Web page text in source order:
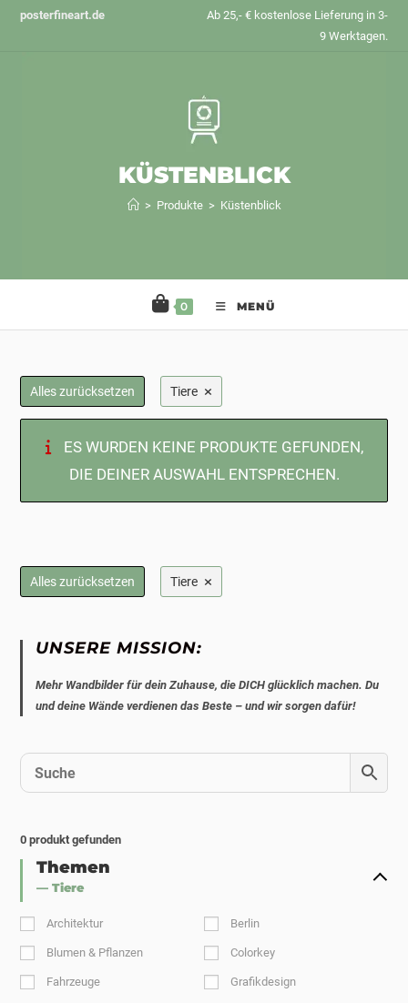
Zumposterfineart.de
Ab 25,- € kostenlose Lieferung in 3-
9 Werktagen.
KÜSTENBLICK
> Produkte > Küstenblick
0 MENÜ
Alles zurücksetzen Tiere ×
ES WURDEN KEINE PRODUKTE GEFUNDEN,
DIE DEINER AUSWAHL ENTSPRECHEN.
Alles zurücksetzen Tiere ×
UNSERE MISSION:
Mehr Wandbilder für dein Zuhause, die DICH glücklich machen. Du
und deine Wände verdienen das Beste – und wir sorgen dafür!
0 produkt gefunden
Themen
— Tiere
Architektur Berlin
Blumen & Pflanzen Colorkey
Fahrzeuge Grafikdesign